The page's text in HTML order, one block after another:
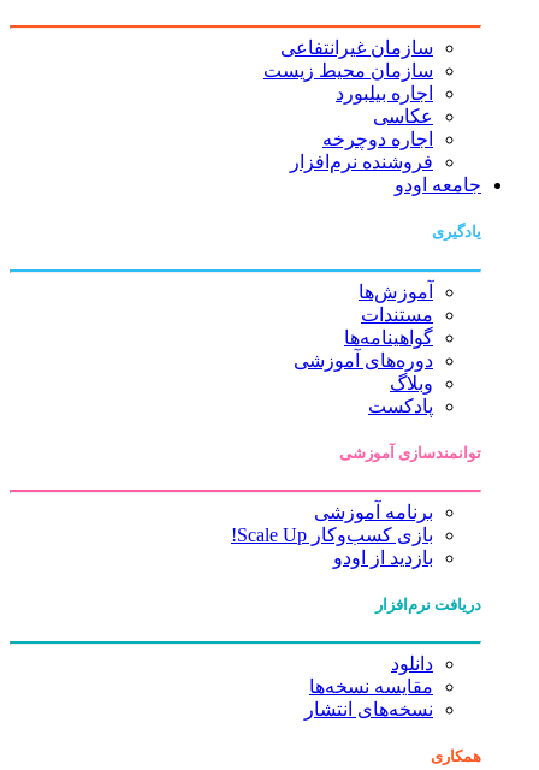
سازمان غیرانتفاعی
سازمان محیط زیست
اجاره بیلبورد
عکاسی
اجاره دوچرخه
فروشنده نرم‌افزار
جامعه اودو
یادگیری
آموزش‌ها
مستندات
گواهینامه‌ها
دوره‌های آموزشی
وبلاگ
پادکست
توانمندسازی آموزشی
برنامه آموزشی
بازی کسب‌وکار Scale Up!
بازدید از اودو
دریافت نرم‌افزار
دانلود
مقایسه نسخه‌ها
نسخه‌های انتشار
همکاری